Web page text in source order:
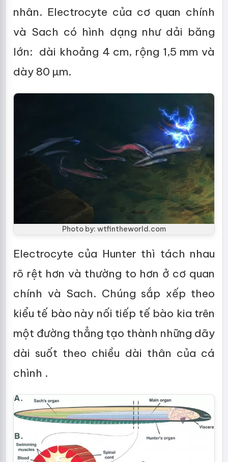
nhân. Electrocyte của cơ quan chính
và Sach có hình dạng như dải băng
lớn: dài khoảng 4 cm, rộng 1,5 mm và
dày 80 µm.
Photo by: wtfintheworld.com
Electrocyte của Hunter thì tách nhau
rõ rệt hơn và thường to hơn ở cơ quan
chính và Sach. Chúng sắp xếp theo
kiểu tế bào này nối tiếp tế bào kia trên
một đường thẳng tạo thành những dãy
dài suốt theo chiều dài thân của cá
chình .